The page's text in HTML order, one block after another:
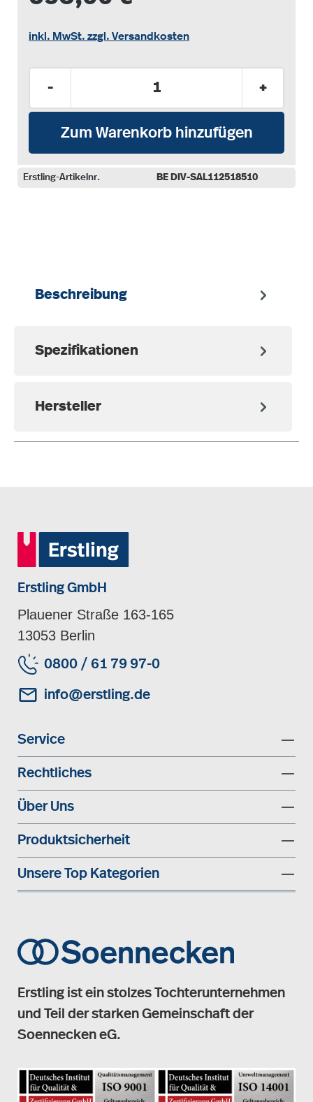
inkl. MwSt. zzgl. Versandkosten
- +
Zum Warenkorb hinzufügen
Erstling-Artikelnr. BE DIV-SAL112518510
Beschreibung
Spezifikationen
Hersteller
Erstling GmbH
Plauener Straße 163-165
13053 Berlin
0800 / 61 79 97-0
info@erstling.de
Service
Rechtliches
Über Uns
Produktsicherheit
Unsere Top Kategorien
Erstling ist ein stolzes Tochterunternehmen
und Teil der starken Gemeinschaft der
Soennecken eG.